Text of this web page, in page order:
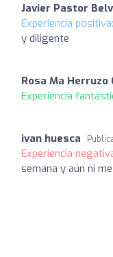
Javier Pastor
Experiencia positiva:
y diligente
Rosa Ma Herruzo
Experiencia
ivan huesca
Experiencia
semana y aún ni